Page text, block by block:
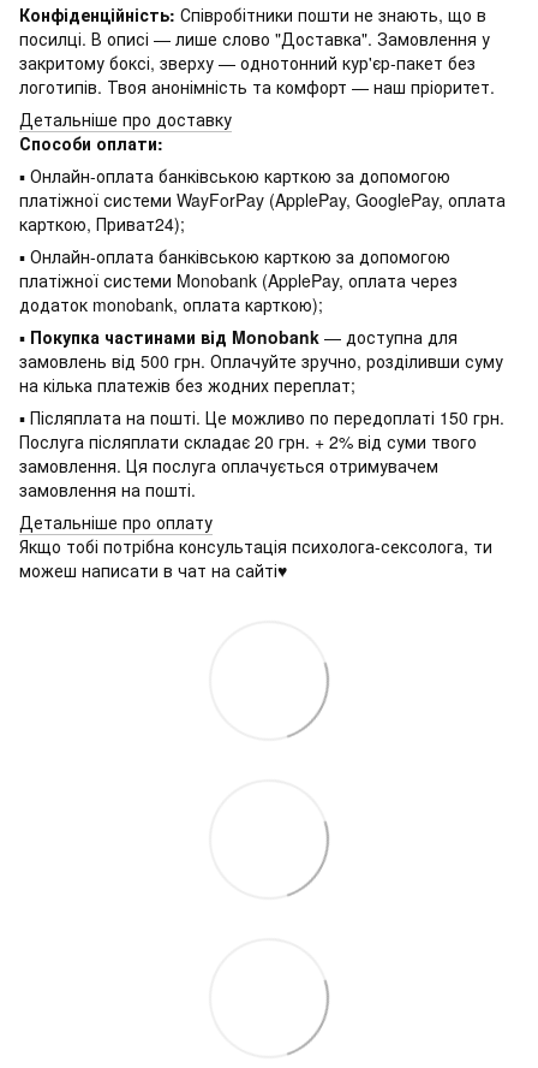
Конфіденційність: Співробітники пошти не знають, що в
посилці. В описі — лише слово "Доставка". Замовлення у
закритому боксі, зверху — однотонний кур'єр-пакет без
логотипів. Твоя анонімність та комфорт — наш пріоритет.
Детальніше про доставку
Способи оплати:
▪ Онлайн-оплата банківською карткою за допомогою
платіжної системи WayForPay (ApplePay, GooglePay, оплата
карткою, Приват24);
▪ Онлайн-оплата банківською карткою за допомогою
платіжної системи Monobank (ApplePay, оплата через
додаток monobank, оплата карткою);
▪ Покупка частинами від Monobank — доступна для
замовлень від 500 грн. Оплачуйте зручно, розділивши суму
на кілька платежів без жодних переплат;
▪ Післяплата на пошті. Це можливо по передоплаті 150 грн.
Послуга післяплати складає 20 грн. + 2% від суми твого
замовлення. Ця послуга оплачується отримувачем
замовлення на пошті.
Детальніше про оплату
Якщо тобі потрібна консультація психолога-сексолога, ти
можеш написати в чат на сайті♥